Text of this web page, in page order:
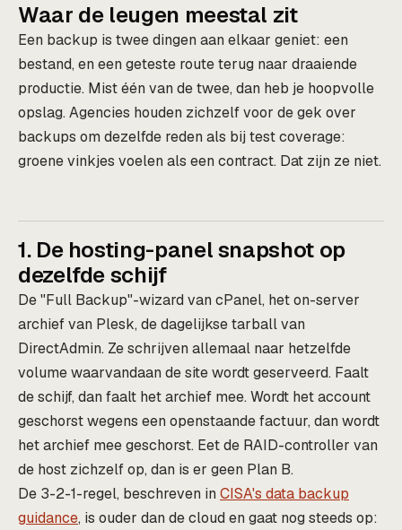
Waar de leugen meestal zit
Een backup is twee dingen aan elkaar geniet: een
bestand, en een geteste route terug naar draaiende
productie. Mist één van de twee, dan heb je hoopvolle
opslag. Agencies houden zichzelf voor de gek over
backups om dezelfde reden als bij test coverage:
groene vinkjes voelen als een contract. Dat zijn ze niet.
1. De hosting-panel snapshot op
dezelfde schijf
De "Full Backup"-wizard van cPanel, het on-server
archief van Plesk, de dagelijkse tarball van
DirectAdmin. Ze schrijven allemaal naar hetzelfde
volume waarvandaan de site wordt geserveerd. Faalt
de schijf, dan faalt het archief mee. Wordt het account
geschorst wegens een openstaande factuur, dan wordt
het archief mee geschorst. Eet de RAID-controller van
de host zichzelf op, dan is er geen Plan B.
De 3-2-1-regel, beschreven in CISA's data backup
guidance, is ouder dan de cloud en gaat nog steeds op: